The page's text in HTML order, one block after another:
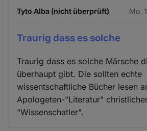
Tyto Alba (nicht überprüft) Mo.
Traurig dass es solche
Traurig dass es solche Märsche
überhaupt gibt. Die sollten echte
wissentschaftliche Bücher lesen
Apologeten-"Literatur"
"Wissenschatler".